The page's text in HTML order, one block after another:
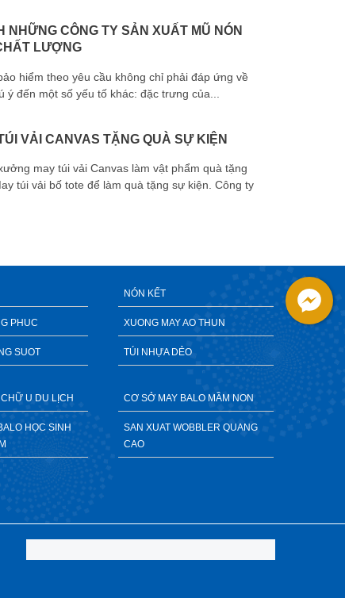
NHỮNG CÔNG TY SẢN XUẤT MŨ NÓN
LƯỢNG
hiểm theo yêu cầu không chỉ phải đáp ứng về
đến một số yếu tố khác: đặc trưng của...
VẢI CANVAS TẶNG QUÀ SỰ KIỆN
may túi vải Canvas làm vật phẩm quà tặng
túi vải bố tote để làm quà tặng sự kiện. Công ty
NÓN KẾT
PHUC XUONG MAY AO THUN
SUOT TÚI NHỰA DẺO
U DU LỊCH CƠ SỞ MAY BALO MẦM NON
HỌC SINH
SAN XUAT WOBBLER QUANG
CAO